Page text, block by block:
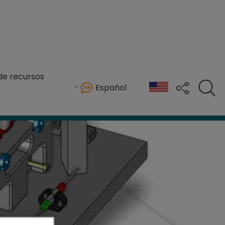
recursos
Español
calidad en la fabricación.